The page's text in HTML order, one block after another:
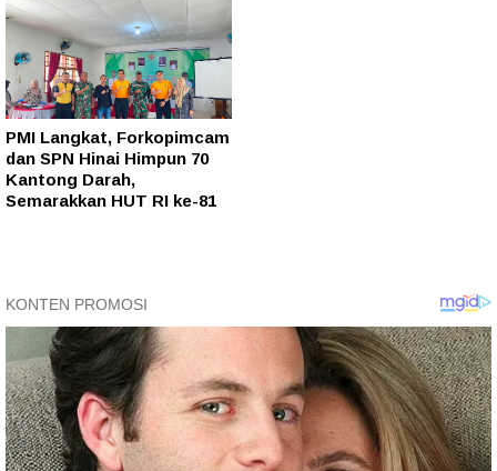
PMI Langkat, Forkopimcam
dan SPN Hinai Himpun 70
Kantong Darah,
Semarakkan HUT RI ke-81